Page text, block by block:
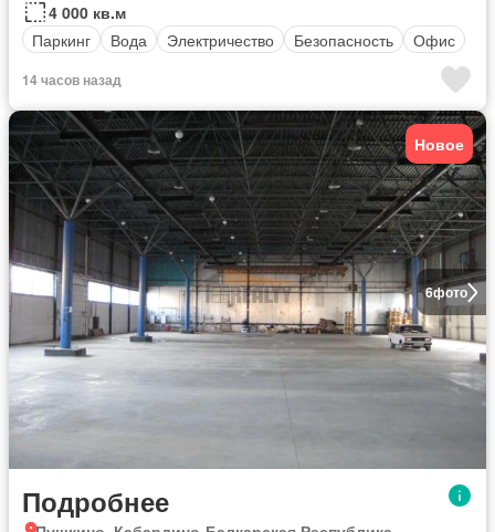
4 000 кв.м
Паркинг
Вода Электричество Безопасность Офис
14 часов назад
6фото
Новое
Подробнее